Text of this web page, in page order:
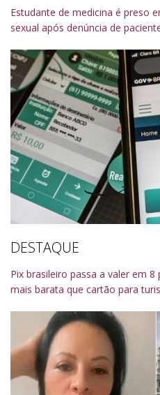
Estudante de medicina é preso
sexual após denúncia de
DESTAQUE
Pix brasileiro passa a valer em
mais barata que cartão para